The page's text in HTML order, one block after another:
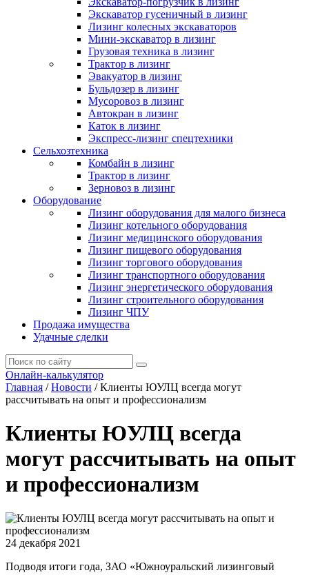
Экскаватор гусеничный в лизинг
Лизинг колесных экскаваторов
Мини-экскаватор в лизинг
Грузовая техника в лизинг
Трактор в лизинг
Эвакуатор в лизинг
Бульдозер в лизинг
Мусоровоз в лизинг
Автокран в лизинг
Каток в лизинг
Экспресс-лизинг спецтехники
Сельхозтехника
Комбайн в лизинг
Трактор в лизинг
Зерновоз в лизинг
Оборудование
Лизинг оборудования для малого бизнеса
Лизинг котельного оборудования
Лизинг медицинского оборудования
Лизинг пищевого оборудования
Лизинг торгового оборудования
Лизинг транспортного оборудования
Лизинг энергетического оборудования
Лизинг строительного оборудования
Лизинг ЧПУ
Продажа имущества
Удачные сделки
Онлайн-калькулятор
Главная / Новости / Клиенты ЮУЛЦ всегда могут
рассчитывать на опыт и профессионализм
Клиенты ЮУЛЦ всегда
могут рассчитывать на опыт
и профессионализм
24 декабря 2021
Подводя итоги года, ЗАО «Южноуральский лизинговый